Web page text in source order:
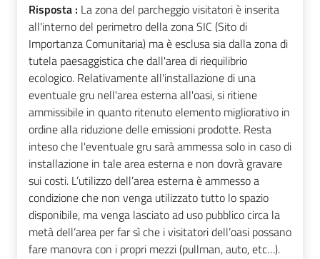
Risposta : La zona del parcheggio visitatori è inserita
all'interno del perimetro della zona SIC (Sito di
Importanza Comunitaria) ma è esclusa sia dalla zona di
tutela paesaggistica che dall'area di riequilibrio
ecologico. Relativamente all'installazione di una
eventuale gru nell'area esterna all'oasi, si ritiene
ammissibile in quanto ritenuto elemento migliorativo in
ordine alla riduzione delle emissioni prodotte. Resta
inteso che l'eventuale gru sarà ammessa solo in caso di
installazione in tale area esterna e non dovrà gravare
sui costi. L’utilizzo dell’area esterna è ammesso a
condizione che non venga utilizzato tutto lo spazio
disponibile, ma venga lasciato ad uso pubblico circa la
metà dell’area per far sì che i visitatori dell’oasi possano
fare manovra con i propri mezzi (pullman, auto, etc…).